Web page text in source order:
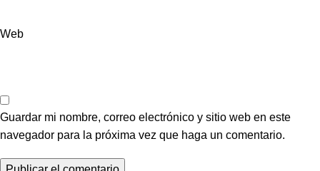
Web
Guardar mi nombre, correo electrónico y sitio web en este
navegador para la próxima vez que haga un comentario.